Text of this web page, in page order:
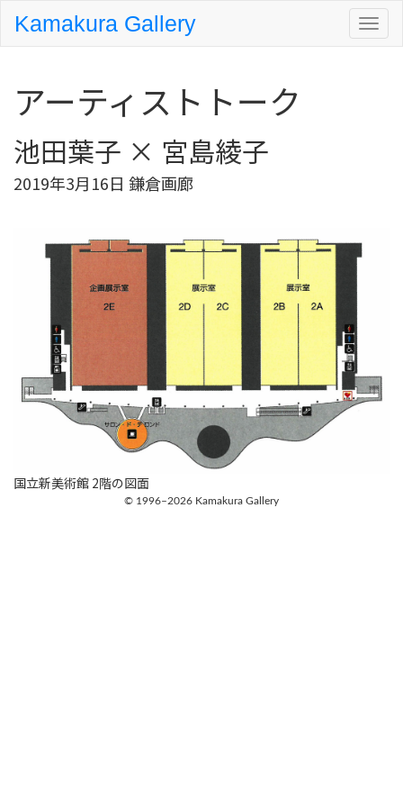
Kamakura Gallery
アーティストトーク
池田葉子 × 宮島綾子
2019年3月16日 鎌倉画廊
国立新美術館 2階の図面
© 1996–2026 Kamakura Gallery